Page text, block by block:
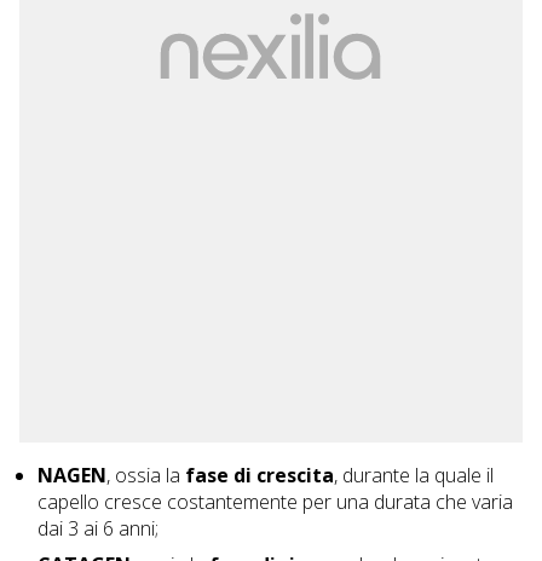
NAGEN, ossia la fase di crescita, durante la quale il
capello cresce costantemente per una durata che varia
dai 3 ai 6 anni;